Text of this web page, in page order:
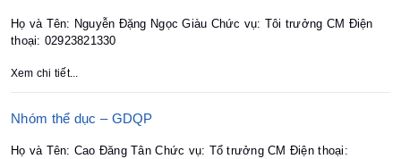
Họ và Tên: Nguyễn Đặng Ngọc Giàu Chức vụ: Tôi trưởng CM Điện
thoại: 02923821330
Xem chi tiết...
Nhóm thể dục – GDQP
Họ và Tên: Cao Đăng Tân Chức vụ: Tổ trưởng CM Điện thoại: